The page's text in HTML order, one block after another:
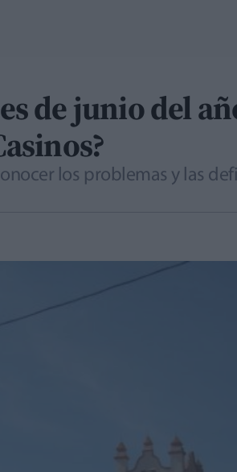
de junio del
los problemas y las